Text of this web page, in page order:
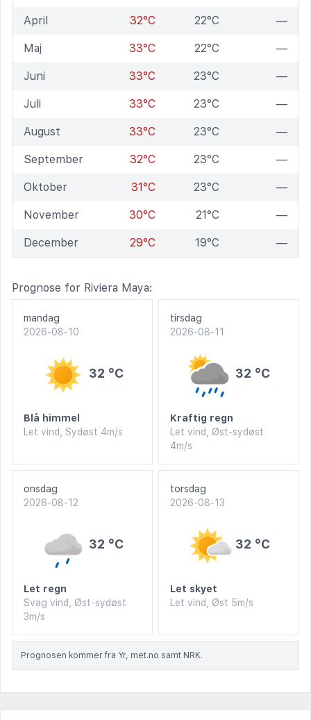
April 32°C 22°C —
Maj 33°C 22°C —
Juni 33°C 23°C —
Juli 33°C 23°C —
August 33°C 23°C —
September 32°C 23°C —
Oktober 31°C 23°C —
November 30°C 21°C —
December 29°C 19°C —
Prognose for Riviera Maya:
mandag
2026-08-10
32 °C
Blå himmel
Let vind, Sydøst 4m/s
tirsdag
2026-08-11
32 °C
Kraftig regn
Let vind, Øst-sydøst
4m/s
onsdag
2026-08-12
32 °C
Let regn
Svag vind, Øst-sydøst
3m/s
torsdag
2026-08-13
32 °C
Let skyet
Let vind, Øst 5m/s
Prognosen kommer fra Yr, met.no samt NRK.